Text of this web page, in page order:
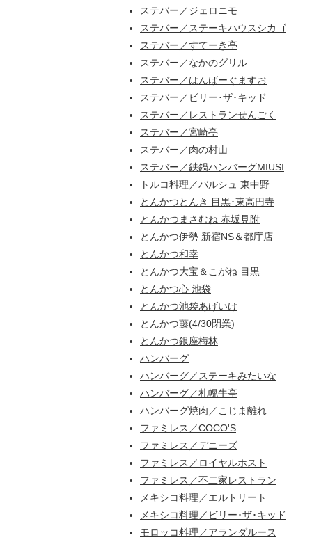
ステバー／ジェロニモ
ステバー／ステーキハウスシカゴ
ステバー／すてーき亭
ステバー／なかのグリル
ステバー／はんばーぐますお
ステバー／ビリー･ザ･キッド
ステバー／レストランせんごく
ステバー／宮崎亭
ステバー／肉の村山
ステバー／鉄鍋ハンバーグMIUSI
トルコ料理／バルシュ 東中野
とんかつとんき 目黒･東高円寺
とんかつまさむね 赤坂見附
とんかつ伊勢 新宿NS＆都庁店
とんかつ和幸
とんかつ大宝＆こがね 目黒
とんかつ心 池袋
とんかつ池袋あげいけ
とんかつ藤(4/30閉業)
とんかつ銀座梅林
ハンバーグ
ハンバーグ／ステーキみたいな
ハンバーグ／札幌牛亭
ハンバーグ焼肉／こじま離れ
ファミレス／COCO'S
ファミレス／デニーズ
ファミレス／ロイヤルホスト
ファミレス／不二家レストラン
メキシコ料理／エルトリート
メキシコ料理／ビリー･ザ･キッド
モロッコ料理／アランダルース